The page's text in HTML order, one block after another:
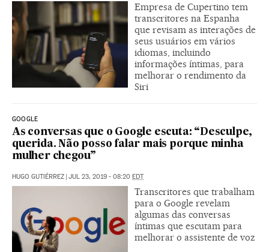
Empresa de Cupertino tem
transcritores na Espanha
que revisam as interações de
seus usuários em vários
idiomas, incluindo
informações íntimas, para
melhorar o rendimento da
Siri
GOOGLE
As conversas que o Google escuta: “Desculpe,
querida. Não posso falar mais porque minha
mulher chegou”
HUGO GUTIÉRREZ | JUL 23, 2019 - 08:20 EDT
Transcritores que trabalham
para o Google revelam
algumas das conversas
íntimas que escutam para
melhorar o assistente de voz